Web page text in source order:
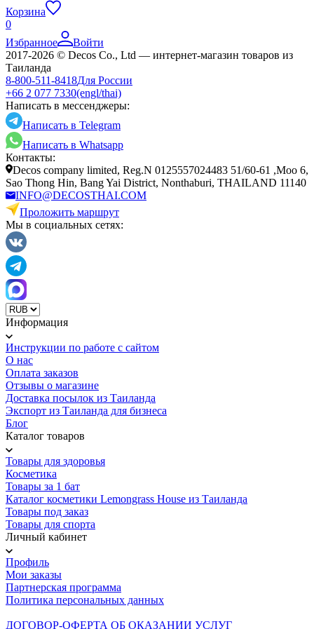
Корзина
0
Избранное
Войти
2017-2026 © Decos Co., Ltd — интернет-магазин товаров из
Таиланда
8-800-511-8418Для России
+66 2 077 7330(engl/thai)
Написать в мессенджеры:
Написать в Telegram
Написать в Whatsapp
Контакты:
Decos company limited, Reg.N 0125557024483 51/60-61 ,Moo 6,
Sao Thong Hin, Bang Yai District, Nonthaburi, THAILAND 11140
INFO@DECOSTHAI.COM
Проложить маршрут
Мы в социальных сетях:
Информация
Инструкции по работе с сайтом
О нас
Оплата заказов
Отзывы о магазине
Доставка посылок из Таиланда
Экспорт из Таиланда для бизнеса
Блог
Каталог товаров
Товары для здоровья
Косметика
Товары за 1 бат
Каталог косметики Lemongrass House из Таиланда
Товары под заказ
Товары для спорта
Личный кабинет
Профиль
Мои заказы
Партнерская программа
Политика персональных данных
ДОГОВОР-ОФЕРТА ОБ ОКАЗАНИИ УСЛУГ